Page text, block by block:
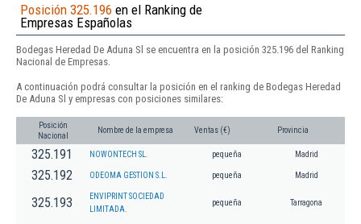
Posición 325.196 en el Ranking de
Empresas Españolas
Bodegas Heredad De Aduna Sl se encuentra en la posición 325.196 del Ranking
Nacional de Empresas.
A continuación podrá consultar la posición en el ranking de Bodegas Heredad
De Aduna Sl y empresas con posiciones similares:
Posición
Nacional
Nombre de la empresa Ventas (€) Provincia
325.191 NOWONTECH SL. pequeña Madrid
325.192 ODEOMA GESTION S.L. pequeña Madrid
325.193
ENVIPRINT SOCIEDAD
LIMITADA.
pequeña Tarragona